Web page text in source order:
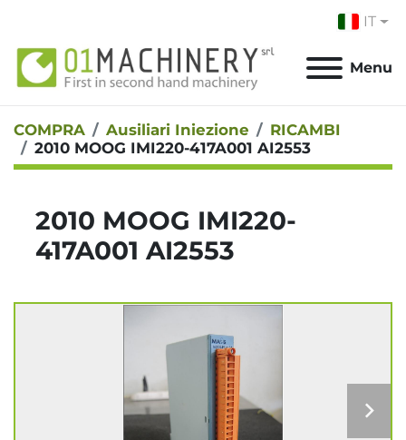
IT
Menu
COMPRA Ausiliari Iniezione
RICAMBI
2010 MOOG IMI220-417A001 AI2553
2010 MOOG IMI220-
417A001 AI2553